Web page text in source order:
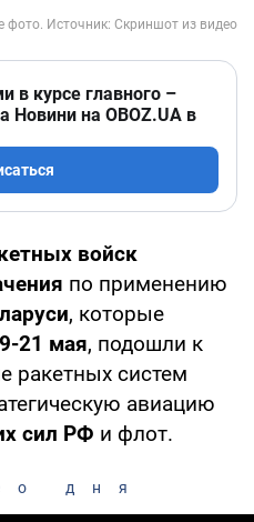
в курсе главного –
Новини на OBOZ.UA в
войск
по применению
, которые
21 мая, подошли к
ракетных систем
авиацию
сил РФ и флот.
дня